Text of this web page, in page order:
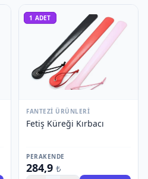
1 ADET
FANTEZI ÜRÜNLERI
Fetiş Küreği Kırbacı
PERAKENDE
284,9 ₺